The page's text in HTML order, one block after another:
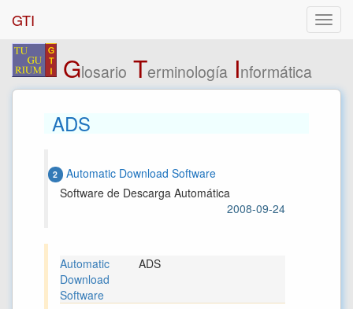
GTI
Glosario Terminología Informática
ADS
2 Automatic Download Software
Software de Descarga Automática
2008-09-24
Automatic
Download
Software
ADS